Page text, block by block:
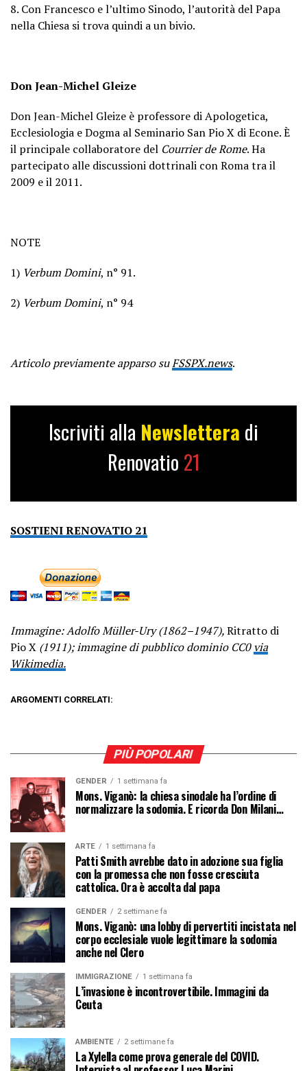
8. Con Francesco e l’ultimo Sinodo, l’autorità del Papa
nella Chiesa si trova quindi a un bivio.
Don Jean-Michel Gleize
Don Jean-Michel Gleize è professore di Apologetica,
Ecclesiologia e Dogma al Seminario San Pio X di Econe. È
il principale collaboratore del Courrier de Rome. Ha
partecipato alle discussioni dottrinali con Roma tra il
2009 e il 2011.
NOTE
1) Verbum Domini, n° 91.
2) Verbum Domini, n° 94
Articolo previamente apparso suFSSPX.news.
Iscriviti alla Newslettera di
Renovatio 21
SOSTIENI RENOVATIO 21
Immagine: Adolfo Müller-Ury (1862–1947),Ritratto di
Pio X (1911); immagine di pubblico dominio CC0via
Wikimedia.
ARGOMENTI CORRELATI:
PIÙ POPOLARI
GENDER 1 settimana fa
Mons. Viganò: la chiesa sinodale ha l’ordine di
normalizzare la sodomia. E ricorda Don Milani…
ARTE 1 settimana fa
Patti Smith avrebbe dato in adozione sua figlia
con la promessa che non fosse cresciuta
cattolica. Ora è accolta dal papa
GENDER 2 settimane fa
Mons. Viganò: una lobby di pervertiti incistata nel
corpo ecclesiale vuole legittimare la sodomia
anche nel Clero
IMMIGRAZIONE 1 settimana fa
L’invasione è incontrovertibile. Immagini da
Ceuta
AMBIENTE 2 settimane fa
La Xylella come prova generale del COVID.